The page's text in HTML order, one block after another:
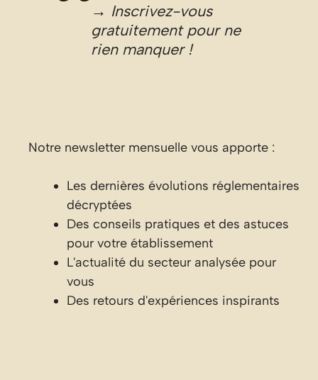
→ Inscrivez-vous
gratuitement pour ne
rien manquer !
Notre newsletter mensuelle vous apporte :
Les dernières évolutions réglementaires
décryptées
Des conseils pratiques et des astuces
pour votre établissement
L'actualité du secteur analysée pour
vous
Des retours d'expériences inspirants